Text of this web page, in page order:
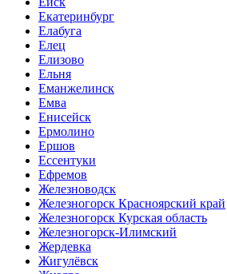
Екатеринбург
Елабуга
Елец
Елизово
Ельня
Еманжелинск
Емва
Енисейск
Ермолино
Ершов
Ессентуки
Ефремов
Железноводск
Железногорск Красноярский край
Железногорск Курская область
Железногорск-Илимский
Жердевка
Жигулёвск